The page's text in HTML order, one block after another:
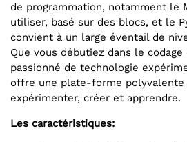
de programmation, notamment le
utiliser, basé sur des blocs, et le
convient à un large éventail de
Que vous débutiez dans le
passionné de technologie
offre une plate-forme polyvalente
expérimenter, créer et apprendre.
Les caractéristiques: